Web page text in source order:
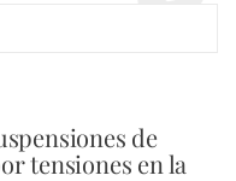
de
tensiones en la